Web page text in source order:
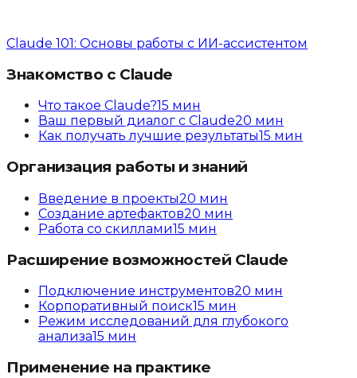
Claude 101: Основы работы с ИИ-ассистентом
Знакомство с Claude
Что такое Claude?15 мин
Ваш первый диалог с Claude20 мин
Как получать лучшие результаты15 мин
Организация работы и знаний
Введение в проекты20 мин
Создание артефактов20 мин
Работа со скиллами15 мин
Расширение возможностей Claude
Подключение инструментов20 мин
Корпоративный поиск15 мин
Режим исследований для глубокого
анализа15 мин
Применение на практике